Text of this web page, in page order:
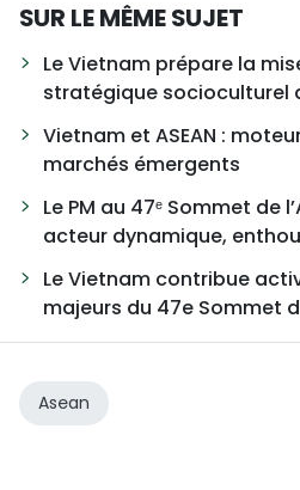
SUR LE MÊME SUJET
Le Vietnam prépare la
stratégique socioculturel
Vietnam et ASEAN :
marchés émergents
Le PM au 47ᵉ Sommet de
acteur dynamique,
Le Vietnam contribue
majeurs du 47e Sommet
Asean